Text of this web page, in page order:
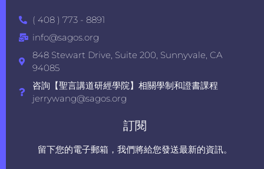
( 408 ) 773 - 8891
info@sagos.org
848 Stewart Drive, Suite 200, Sunnyvale, CA
94085
咨詢【聖言講道研經學院】相關學制和證書課程
jerrywang@sagos.org
訂閱
留下您的電子郵箱，我們將給您發送最新的資訊。